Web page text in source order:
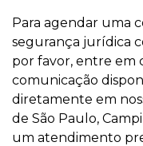
Para agendar uma
segurança jurídica
por favor, entre em
comunicação
diretamente em
de São Paulo,
um atendimento